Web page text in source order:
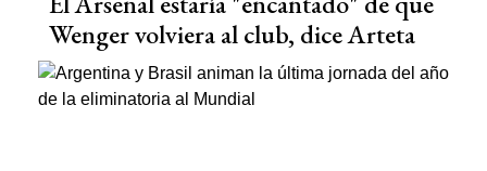
Wenger volviera al club, dice Arteta